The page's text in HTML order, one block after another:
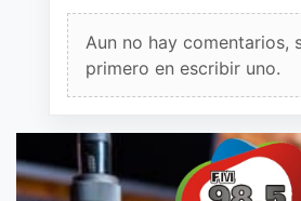
Aun no hay comentarios,
primero en escribir uno.